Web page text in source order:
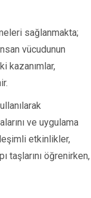
sağlanmakta;
vücudunun
kazanımlar,
ve uygulama
etkinlikler,
öğrenirken,